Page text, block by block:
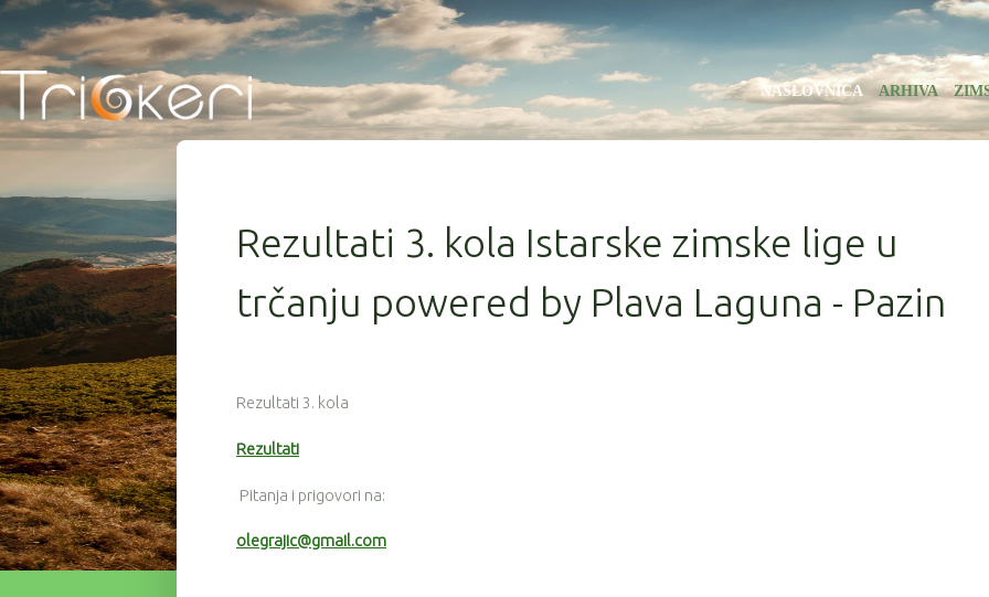
NASLOVNICA ARHIVA
Rezultati 3. kola Istarske zimske lige u
trčanju powered by Plava Laguna - Pazin
Rezultati 3. kola
Rezultati
Pitanja i prigovori na:
olegrajic@gmail.com